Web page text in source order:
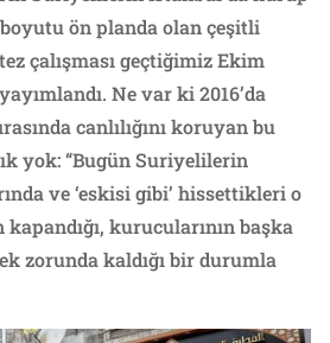
ön planda olan çeşitli
çalışması geçtiğimiz Ekim
Ne var ki 2016’da
canlılığını koruyan bu
yok: “Bugün Suriyelilerin
ve ‘eskisi gibi’ hissettikleri o
kurucularının başka
zorunda kaldığı bir durumla